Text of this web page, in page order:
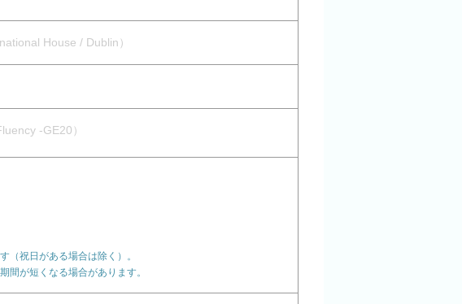
House / Dublin）
-GE20）
（祝日がある場合は除く）。
が短くなる場合があります。